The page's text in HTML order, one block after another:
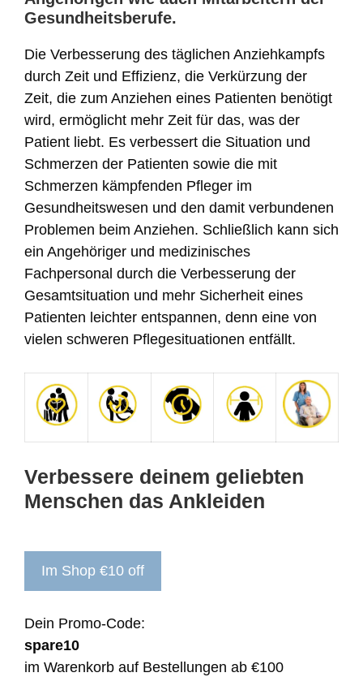
Gesundheitsberufe.
Die Verbesserung des täglichen Anziehkampfs
durch Zeit und Effizienz, die Verkürzung der
Zeit, die zum Anziehen eines Patienten benötigt
wird, ermöglicht mehr Zeit für das, was der
Patient liebt. Es verbessert die Situation und
Schmerzen der Patienten sowie die mit
Schmerzen kämpfenden Pfleger im
Gesundheitswesen und den damit verbundenen
Problemen beim Anziehen. Schließlich kann sich
ein Angehöriger und medizinisches
Fachpersonal durch die Verbesserung der
Gesamtsituation und mehr Sicherheit eines
Patienten leichter entspannen, denn eine von
vielen schweren Pflegesituationen entfällt.
Verbessere deinem geliebten
Menschen das Ankleiden
Im Shop €10 off
Dein Promo-Code:
spare10
im Warenkorb auf Bestellungen ab €100